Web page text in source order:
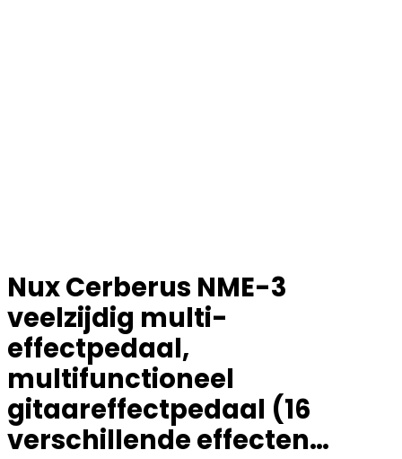
Nux Cerberus NME-3
veelzijdig multi-
effectpedaal,
multifunctioneel
gitaareffectpedaal (16
verschillende effecten…